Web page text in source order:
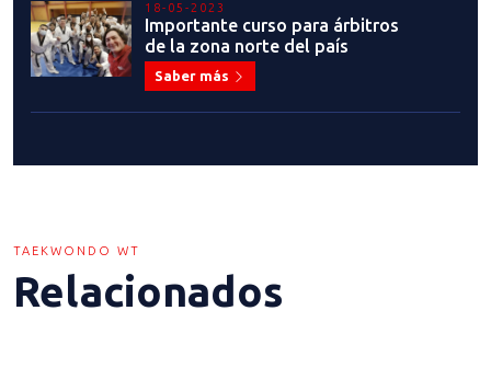
18-05-2023
Importante curso para árbitros
de la zona norte del país
Saber más
TAEKWONDO WT
Relacionados